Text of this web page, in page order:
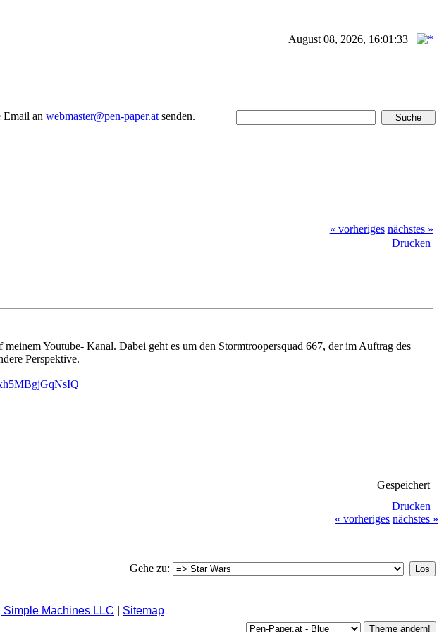
August 08, 2026, 16:01:33
Email an webmaster@pen-paper.at senden.
« vorheriges nächstes »
Drucken
Youtube- Kanal. Dabei geht es um den Stormtroopersquad 667, der im Auftrag des
Perspektive.
Gespeichert
Drucken
« vorheriges nächstes »
Gehe zu:
Machines LLC Sitemap